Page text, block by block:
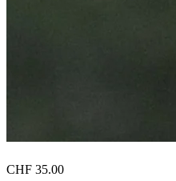
CHF 35.00